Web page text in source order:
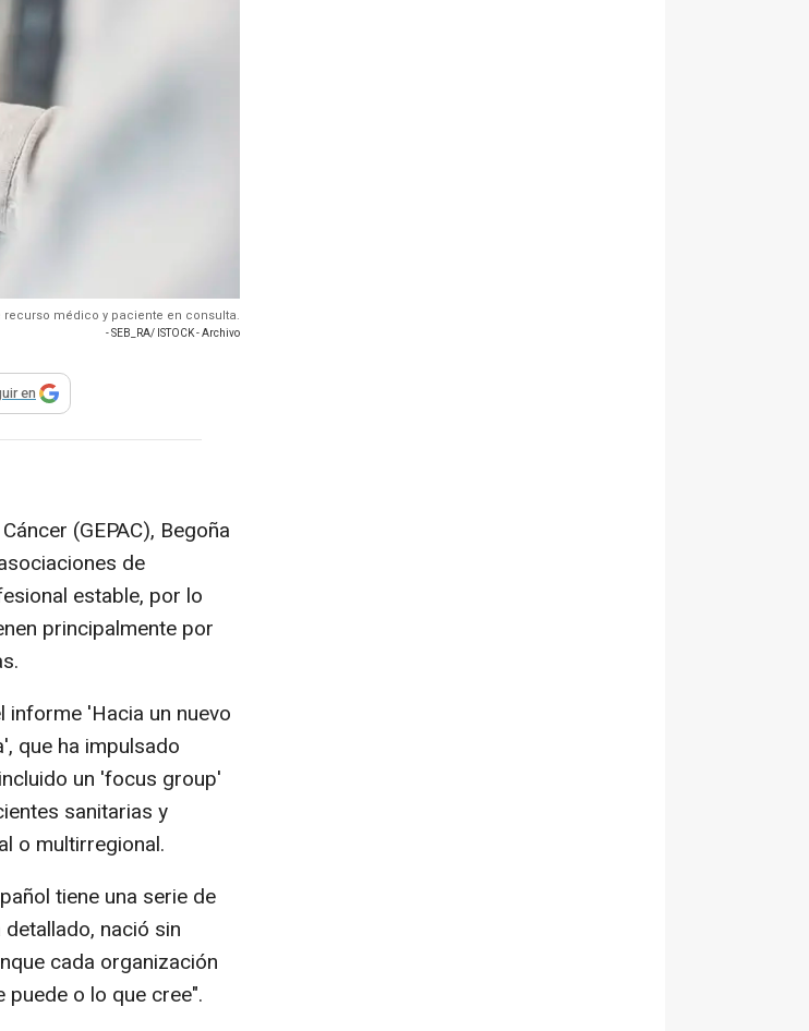
recurso médico y paciente en consulta.
- SEB_RA/ ISTOCK - Archivo
para compartir
en
(GEPAC), Begoña
de
estable, por lo
principalmente por
informe 'Hacia un nuevo
que ha impulsado
un 'focus group'
sanitarias y
o multirregional.
tiene una serie de
nació sin
cada organización
puede o lo que cree".